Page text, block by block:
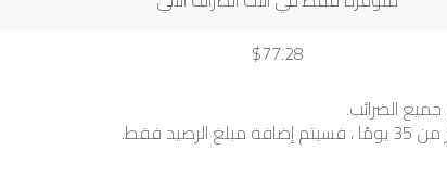
$77.28
الضرائب.
فقط.